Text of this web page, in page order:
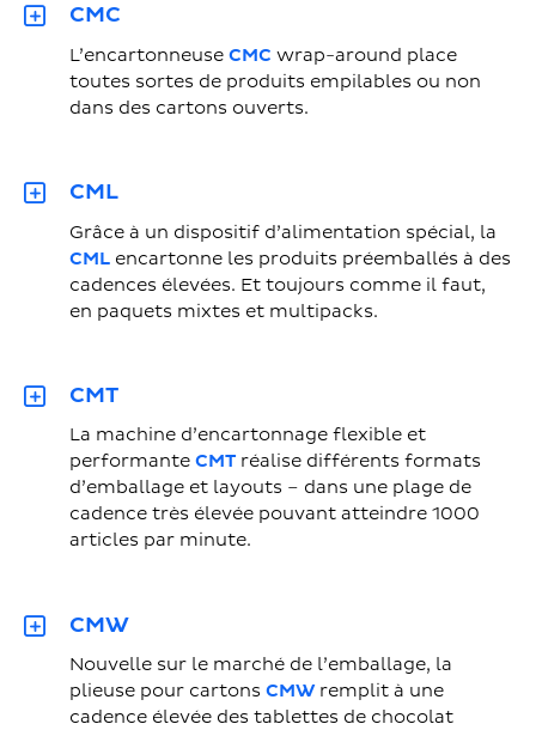
CMC
L’encartonneuse CMC wrap-around place
toutes sortes de produits empilables ou non
dans des cartons ouverts.
CML
Grâce à un dispositif d’alimentation spécial, la
CMLencartonne les produits préemballés à des
cadences élevées. Et toujours comme il faut,
en paquets mixtes et multipacks.
CMT
La machine d’encartonnage flexible et
performante CMTréalise différents formats
d’emballage et layouts – dans une plage de
cadence très élevée pouvant atteindre 1000
articles par minute.
CMW
Nouvelle sur le marché de l’emballage, la
plieuse pour cartons CMWremplit à une
cadence élevée des tablettes de chocolat